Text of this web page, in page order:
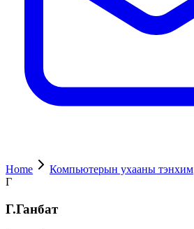
Home Компьютерын ухааны тэнхим
Г
Г.Ганбат